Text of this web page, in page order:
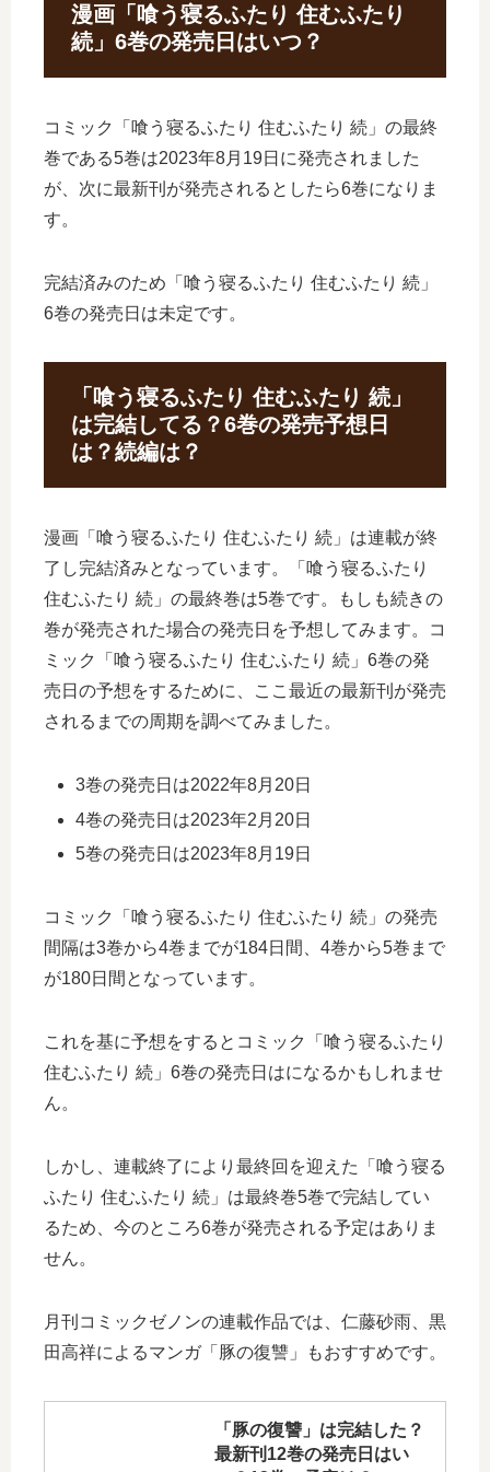
漫画「喰う寝るふたり 住むふたり
続」6巻の発売日はいつ？
コミック「喰う寝るふたり 住むふたり 続」の最終
巻である5巻は2023年8月19日に発売されました
が、次に最新刊が発売されるとしたら6巻になりま
す。
完結済みのため「喰う寝るふたり 住むふたり 続」
6巻の発売日は未定です。
「喰う寝るふたり 住むふたり 続」
は完結してる？6巻の発売予想日
は？続編は？
漫画「喰う寝るふたり 住むふたり 続」は連載が終
了し完結済みとなっています。「喰う寝るふたり
住むふたり 続」の最終巻は5巻です。もしも続きの
巻が発売された場合の発売日を予想してみます。コ
ミック「喰う寝るふたり 住むふたり 続」6巻の発
売日の予想をするために、ここ最近の最新刊が発売
されるまでの周期を調べてみました。
3巻の発売日は2022年8月20日
4巻の発売日は2023年2月20日
5巻の発売日は2023年8月19日
コミック「喰う寝るふたり 住むふたり 続」の発売
間隔は3巻から4巻までが184日間、4巻から5巻まで
が180日間となっています。
これを基に予想をするとコミック「喰う寝るふたり
住むふたり 続」6巻の発売日はになるかもしれませ
ん。
しかし、連載終了により最終回を迎えた「喰う寝る
ふたり 住むふたり 続」は最終巻5巻で完結してい
るため、今のところ6巻が発売される予定はありま
せん。
月刊コミックゼノンの連載作品では、仁藤砂雨、黒
田高祥によるマンガ「豚の復讐」もおすすめです。
「豚の復讐」は完結した？
最新刊12巻の発売日はい